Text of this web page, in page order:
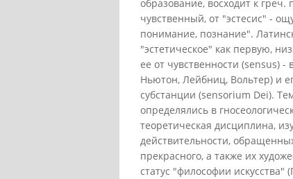
образование, восходит к
чувственный, от "эстесис" -
понимание, познание".
"эстетическое" как первую,
ее от чувственности (sensus)
Ньютон, Лейбниц, Вольтер) и
субстанции (sensorium Dei).
определялись в
теоретическая дисциплина,
действительности,
прекрасного, а также их
статус "философии искусства"